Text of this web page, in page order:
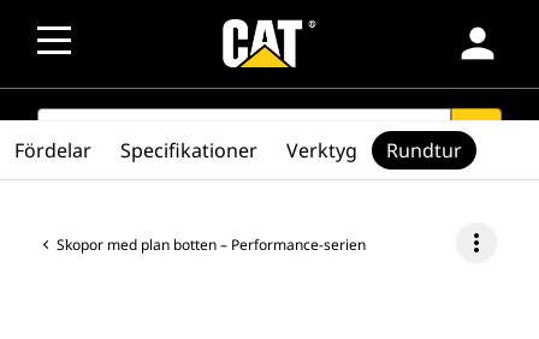
person
SEARCH search
Skopor med plan botten – Performance-serien more_vert
Fördelar Specifikationer Verktyg Rundtur